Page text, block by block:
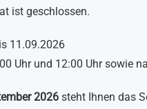
ist geschlossen.
11.09.2026
Uhr und 12:00 Uhr sowie
2026 steht Ihnen das